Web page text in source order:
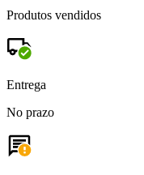
Produtos vendidos
Entrega
No prazo